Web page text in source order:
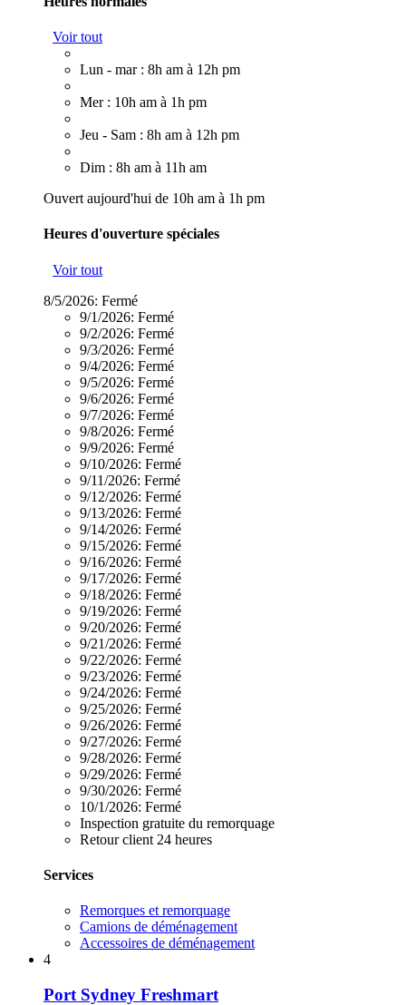
Voir tout
Lun - mar : 8h am à 12h pm
Mer : 10h am à 1h pm
Jeu - Sam : 8h am à 12h pm
Dim : 8h am à 11h am
Ouvert aujourd'hui de 10h am à 1h pm
Heures d'ouverture spéciales
Voir tout
8/5/2026: Fermé
9/1/2026: Fermé
9/2/2026: Fermé
9/3/2026: Fermé
9/4/2026: Fermé
9/5/2026: Fermé
9/6/2026: Fermé
9/7/2026: Fermé
9/8/2026: Fermé
9/9/2026: Fermé
9/10/2026: Fermé
9/11/2026: Fermé
9/12/2026: Fermé
9/13/2026: Fermé
9/14/2026: Fermé
9/15/2026: Fermé
9/16/2026: Fermé
9/17/2026: Fermé
9/18/2026: Fermé
9/19/2026: Fermé
9/20/2026: Fermé
9/21/2026: Fermé
9/22/2026: Fermé
9/23/2026: Fermé
9/24/2026: Fermé
9/25/2026: Fermé
9/26/2026: Fermé
9/27/2026: Fermé
9/28/2026: Fermé
9/29/2026: Fermé
9/30/2026: Fermé
10/1/2026: Fermé
Inspection gratuite du remorquage
Retour client 24 heures
Services
Remorques et remorquage
Camions de déménagement
Accessoires de déménagement
4
Port Sydney Freshmart